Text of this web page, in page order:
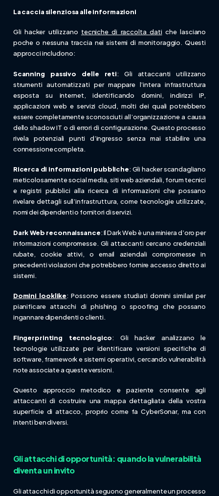
La caccia silenziosa alle informazioni
Gli hacker utilizzano tecniche di raccolta dati che lasciano
poche o nessuna traccia nei sistemi di monitoraggio. Questi
approcci includono:
Scanning passivo delle reti: Gli attaccanti utilizzano
strumenti automatizzati per mappare l’intera infrastruttura
esposta su internet, identificando domini, indirizzi IP,
applicazioni web e servizi cloud, molti dei quali potrebbero
essere completamente sconosciuti all’organizzazione a causa
dello shadow IT o di errori di configurazione. Questo processo
rivela potenziali punti d’ingresso senza mai stabilire una
connessione completa.
Ricerca di informazioni pubbliche: Gli hacker scandagliano
meticolosamente social media, siti web aziendali, forum tecnici
e registri pubblici alla ricerca di informazioni che possano
rivelare dettagli sull’infrastruttura, come tecnologie utilizzate,
nomi dei dipendenti o fornitori di servizi.
Dark Web reconnaissance: Il Dark Web è una miniera d’oro per
informazioni compromesse. Gli attaccanti cercano credenziali
rubate, cookie attivi, o email aziendali compromesse in
precedenti violazioni che potrebbero fornire accesso diretto ai
sistemi.
Domini looklike: Possono essere studiati domini similari per
pianificare attacchi di phishing o spoofing che possano
ingannare dipendenti o clienti.
Fingerprinting tecnologico: Gli hacker analizzano le
tecnologie utilizzate per identificare versioni specifiche di
software, framework e sistemi operativi, cercando vulnerabilità
note associate a queste versioni.
Questo approccio metodico e paziente consente agli
attaccanti di costruire una mappa dettagliata della vostra
superficie di attacco, proprio come fa CyberSonar, ma con
intenti ben diversi.
Gli attacchi di opportunità: quando la vulnerabilità
diventa un invito
Gli attacchi di opportunità seguono generalmente un processo